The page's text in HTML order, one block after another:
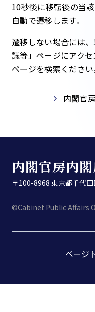
10秒後に移転後の当
自動で遷移します。​
遷移しない場合には
議等」ページにアク
ページを検索ください
内閣官
内閣官房内
〒100-8968 東京都千代
©Cabinet Public Affairs
ページ